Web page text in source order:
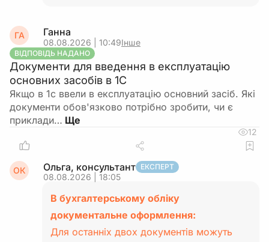
ГА Ганна
08.08.2026 | 10:49Інше
ВІДПОВІДЬ НАДАНО
Документи для введення в експлуатацію
основних засобів в 1С
Якщо в 1с ввели в експлуатацію основний засіб. Які
документи обов'язково потрібно зробити, чи є
приклади…
12
ОК Ольга, консультант ЕКСПЕРТ
08.08.2026 | 18:05
В бухгалтерському обліку
документальне оформлення:
Для останніх двох документів можуть